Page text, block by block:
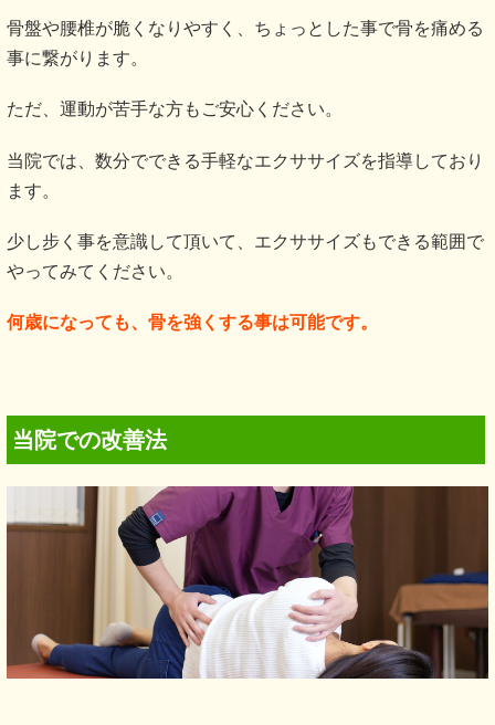
骨盤や腰椎が脆くなりやすく、ちょっとした事で骨を痛める
事に繋がります。
ただ、運動が苦手な方もご安心ください。
当院では、数分でできる手軽なエクササイズを指導しており
ます。
少し步く事を意識して頂いて、エクササイズもできる範囲で
やってみてください。
何歳になっても、骨を強くする事は可能です。
当院での改善法